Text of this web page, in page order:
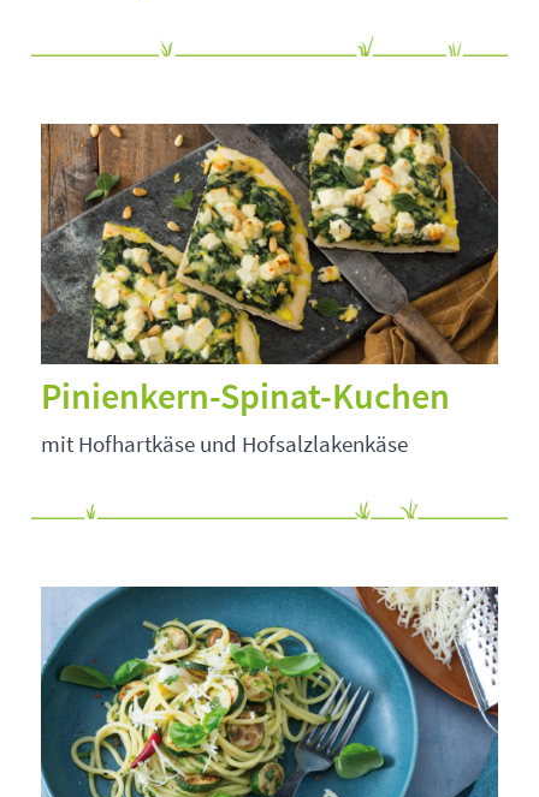
Pinienkern-Spinat-Kuchen
mit Hofhartkäse und Hofsalzlakenkäse